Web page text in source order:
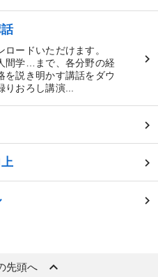
ードいただけます。
間学…まで、各分野の経
を説き明かす講話をダウ
おろし講演...
先頭へ keyboard_arrow_up